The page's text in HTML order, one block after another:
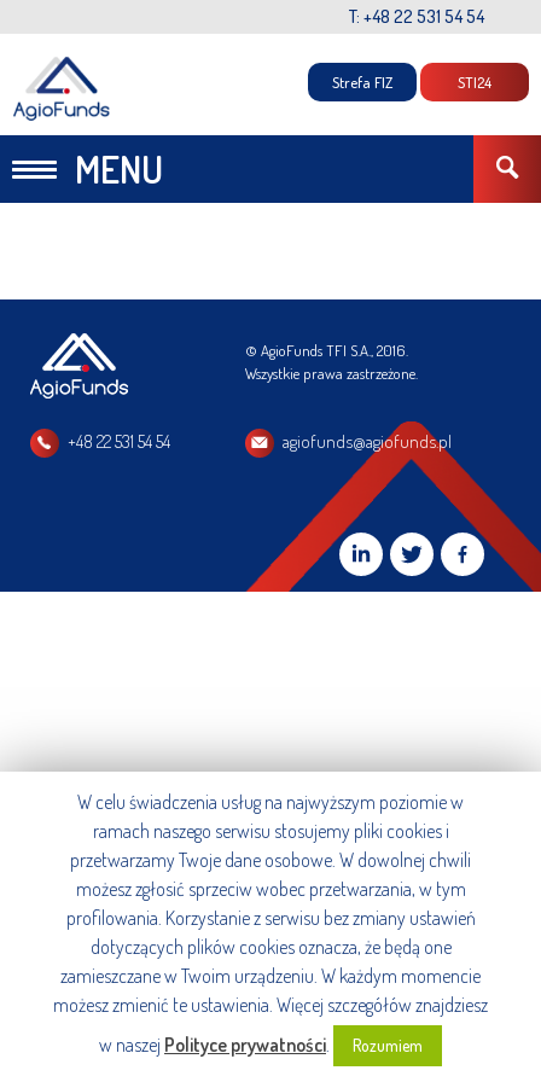
T: +48 22 531 54 54
MENU
Strefa FIZ STI24
© AgioFunds TFI S.A., 2016.
Wszystkie prawa zastrzeżone.
+48 22 531 54 54 agiofunds@agiofunds.pl
W celu świadczenia usług na najwyższym poziomie w
ramach naszego serwisu stosujemy pliki cookies i
przetwarzamy Twoje dane osobowe. W dowolnej chwili
możesz zgłosić sprzeciw wobec przetwarzania, w tym
profilowania. Korzystanie z serwisu bez zmiany ustawień
dotyczących plików cookies oznacza, że będą one
zamieszczane w Twoim urządzeniu. W każdym momencie
możesz zmienić te ustawienia. Więcej szczegółów znajdziesz
w naszej Polityce prywatności. Rozumiem